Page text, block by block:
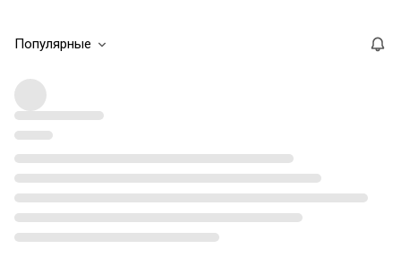
Популярные